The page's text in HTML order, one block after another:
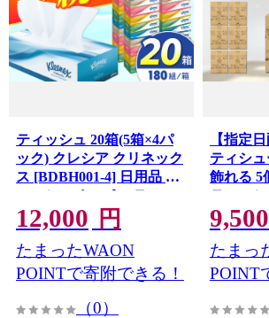
ティッシュ 20箱(5箱×4パ
ック) クレシア クリネック
ス [BDBH001-4] 日用品 テ
ィッシュペーパー ティッ
シュ ティシュー BOXティ
ッシュ 箱ティッシュ 消耗
品 生活用品 ティシューペ
ーパー ボックスティッシ
Kleenex tissue 常備 必需品
12,000 円
たまったWAON
POINTで寄附できる！
（0）
【指定
ティシュ
飾れる 5
ティッ
ーパー
ュ てぃっしゅ
シュ 箱
ティシ
ト 日用
9,500
たまっ
POINT